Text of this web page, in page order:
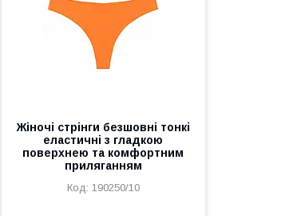
Жіночі стрінги безшовні тонкі
еластичні з гладкою
поверхнею та комфортним
приляганням
190250/10